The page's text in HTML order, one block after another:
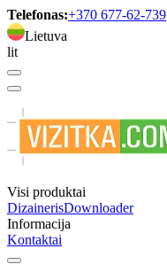
Telefonas:+370 677-62-739
Lietuva
lit
Visi produktai
DizainerisDownloader
Informacija
Kontaktai